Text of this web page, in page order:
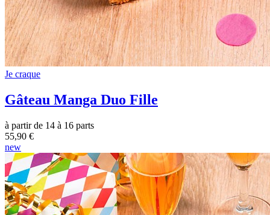
Je craque
Gâteau Manga Duo Fille
à partir de 14 à 16 parts
55,90 €
new